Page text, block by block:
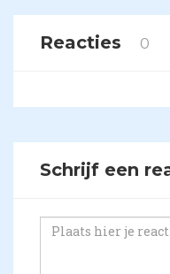
Reacties 0
Schrijf een